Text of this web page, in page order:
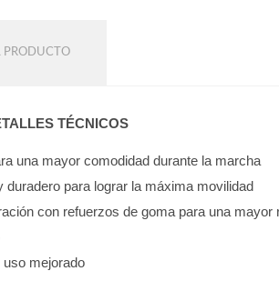
PRODUCTO
TÉCNICOS
una mayor comodidad durante la marcha
para lograr la máxima movilidad
con refuerzos de goma para una mayor
uso mejorado